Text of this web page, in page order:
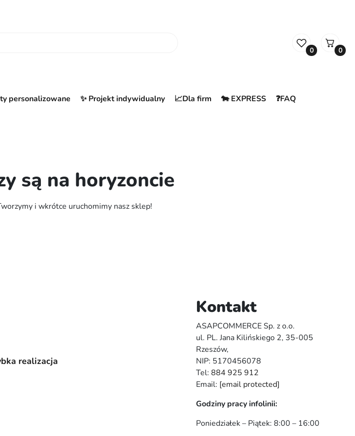
0 0
personalizowane ✨ Projekt indywidualny 📈Dla firm 🐄 EXPRESS ❓FAQ
są na horyzoncie
i wkrótce uruchomimy nasz sklep!
realizacja
Kontakt
ASAPCOMMERCE Sp. z o.o.
ul. PL. Jana Kilińskiego 2, 35-005
Rzeszów,
NIP: 5170456078
Tel: 884 925 912
Email: [email protected]
Godziny pracy infolinii:
Poniedziałek – Piątek: 8:00 – 16:00